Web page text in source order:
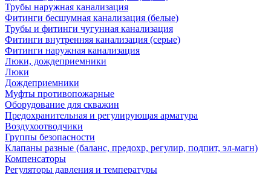
Трубы наружная канализация
Фитинги бесшумная канализация (белые)
Трубы и фитинги чугунная канализация
Фитинги внутренняя канализация (серые)
Фитинги наружная канализация
Люки, дождеприемники
Люки
Дождеприемники
Муфты противопожарные
Оборудование для скважин
Предохранительная и регулирующая арматура
Воздухоотводчики
Группы безопасности
Клапаны разные (баланс, предохр, регулир, подпит, эл-магн)
Компенсаторы
Регуляторы давления и температуры